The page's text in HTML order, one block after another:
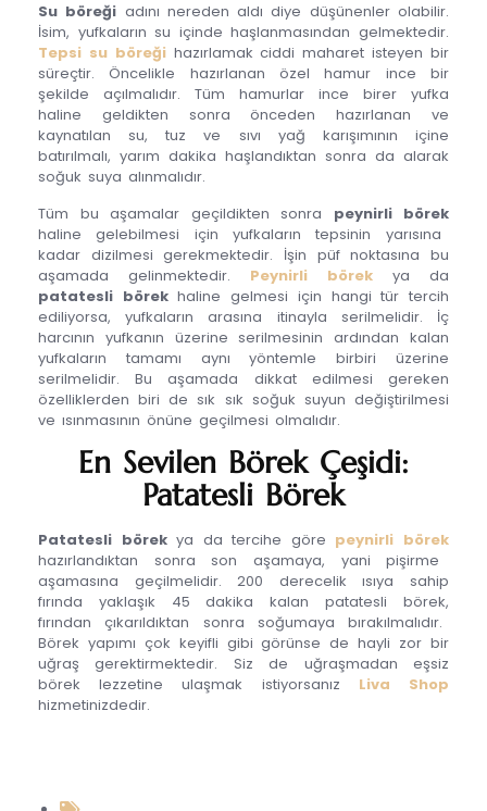
Su böreği adını nereden aldı diye düşünenler olabilir.
İsim, yufkaların su içinde haşlanmasından gelmektedir.
Tepsi su böreğihazırlamak ciddi maharet isteyen bir
süreçtir. Öncelikle hazırlanan özel hamur ince bir
şekilde açılmalıdır. Tüm hamurlar ince birer yufka
haline geldikten sonra önceden hazırlanan ve
kaynatılan su, tuz ve sıvı yağ karışımının içine
batırılmalı, yarım dakika haşlandıktan sonra da alarak
soğuk suya alınmalıdır.
Tüm bu aşamalar geçildikten sonra peynirli börek
haline gelebilmesi için yufkaların tepsinin yarısına
kadar dizilmesi gerekmektedir. İşin püf noktasına bu
aşamada gelinmektedir. Peynirli börek ya da
patatesli börekhaline gelmesi için hangi tür tercih
ediliyorsa, yufkaların arasına itinayla serilmelidir. İç
harcının yufkanın üzerine serilmesinin ardından kalan
yufkaların tamamı aynı yöntemle birbiri üzerine
serilmelidir. Bu aşamada dikkat edilmesi gereken
özelliklerden biri de sık sık soğuk suyun değiştirilmesi
ve ısınmasının önüne geçilmesi olmalıdır.
En Sevilen Börek Çeşidi:
Patatesli Börek
Patatesli börekya da tercihe göre peynirli börek
hazırlandıktan sonra son aşamaya, yani pişirme
aşamasına geçilmelidir. 200 derecelik ısıya sahip
fırında yaklaşık 45 dakika kalan patatesli börek,
fırından çıkarıldıktan sonra soğumaya bırakılmalıdır.
Börek yapımı çok keyifli gibi görünse de hayli zor bir
uğraş gerektirmektedir. Siz de uğraşmadan eşsiz
börek lezzetine ulaşmak istiyorsanız Liva Shop
hizmetinizdedir.